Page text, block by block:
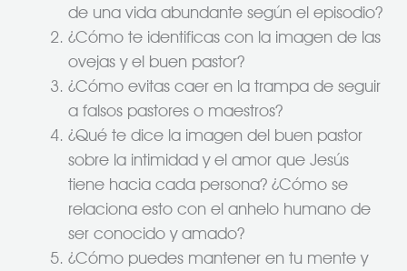
de una vida abundante según el episodio?
¿Cómo te identificas con la imagen de las
ovejas y el buen pastor?
¿Cómo evitas caer en la trampa de seguir
a falsos pastores o maestros?
¿Qué te dice la imagen del buen pastor
sobre la intimidad y el amor que Jesús
tiene hacia cada persona? ¿Cómo se
relaciona esto con el anhelo humano de
ser conocido y amado?
¿Cómo puedes mantener en tu mente y